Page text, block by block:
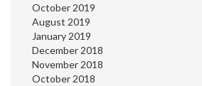
October 2019
August 2019
January 2019
December 2018
November 2018
October 2018